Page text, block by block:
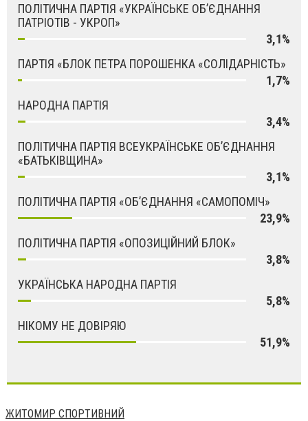
ПОЛІТИЧНА ПАРТІЯ «УКРАЇНСЬКЕ ОБ’ЄДНАННЯ
ПАТРІОТІВ - УКРОП»
3,1%
ПАРТІЯ «БЛОК ПЕТРА ПОРОШЕНКА «СОЛІДАРНІСТЬ»
1,7%
НАРОДНА ПАРТІЯ
3,4%
ПОЛІТИЧНА ПАРТІЯ ВСЕУКРАЇНСЬКЕ ОБ’ЄДНАННЯ
«БАТЬКІВЩИНА»
3,1%
ПОЛІТИЧНА ПАРТІЯ «ОБ’ЄДНАННЯ «САМОПОМІЧ»
23,9%
ПОЛІТИЧНА ПАРТІЯ «ОПОЗИЦІЙНИЙ БЛОК»
3,8%
УКРАЇНСЬКА НАРОДНА ПАРТІЯ
5,8%
НІКОМУ НЕ ДОВІРЯЮ
51,9%
ЖИТОМИР СПОРТИВНИЙ